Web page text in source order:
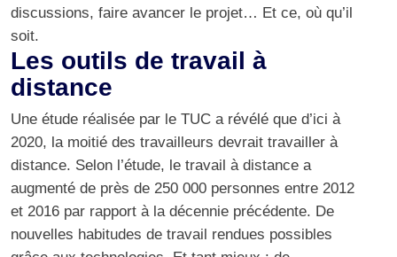
discussions, faire avancer le projet… Et ce, où qu’il
soit.
Les outils de travail à
distance
Une étude réalisée par le TUC a révélé que d’ici à
2020, la moitié des travailleurs devrait travailler à
distance. Selon l’étude, le travail à distance a
augmenté de près de 250 000 personnes entre 2012
et 2016 par rapport à la décennie précédente. De
nouvelles habitudes de travail rendues possibles